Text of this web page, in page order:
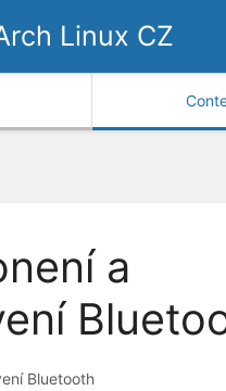
Linux CZ
a
Bluetooth